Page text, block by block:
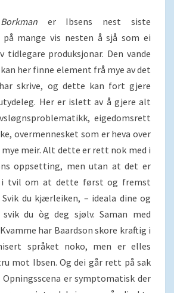
er Ibsens nest siste
på mange vis nesten å sjå som ei
tidlegare produksjonar. Den vande
her finne element frå mye av det
skrive, og dette kan fort gjere
Her er islett av å gjere alt
eigedomsrett
overmennesket som er heva over
meir. Alt dette er rett nok med i
oppsetting, men utan at det er
i tvil om at dette først og fremst
du kjærleiken, – ideala dine og
du òg deg sjølv. Saman med
har Baardson skore kraftig i
språket noko, men er elles
mot Ibsen. Og dei går rett på sak
er symptomatisk der